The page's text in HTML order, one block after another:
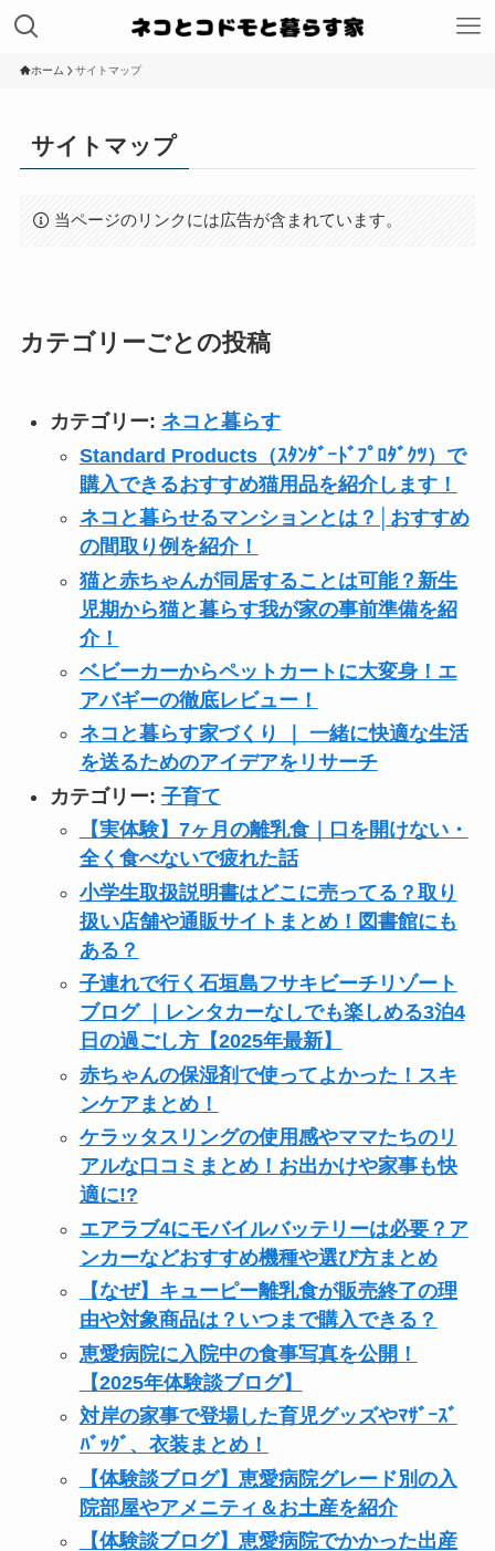
ホーム サイトマップ
サイトマップ
当ページのリンクには広告が含まれています。
カテゴリーごとの投稿
カテゴリー: ネコと暮らす
Standard Products（ｽﾀﾝﾀﾞｰﾄﾞﾌﾟﾛﾀﾞｸﾂ）で
購入できるおすすめ猫用品を紹介します！
ネコと暮らせるマンションとは？│おすすめ
の間取り例を紹介！
猫と赤ちゃんが同居することは可能？新生
児期から猫と暮らす我が家の事前準備を紹
介！
ベビーカーからペットカートに大変身！エ
アバギーの徹底レビュー！
ネコと暮らす家づくり ｜ 一緒に快適な生活
を送るためのアイデアをリサーチ
カテゴリー: 子育て
【実体験】7ヶ月の離乳食｜口を開けない・
全く食べないで疲れた話
小学生取扱説明書はどこに売ってる？取り
扱い店舗や通販サイトまとめ！図書館にも
ある？
子連れで行く石垣島フサキビーチリゾート
ブログ ｜レンタカーなしでも楽しめる3泊4
日の過ごし方【2025年最新】
赤ちゃんの保湿剤で使ってよかった！スキ
ンケアまとめ！
ケラッタスリングの使用感やママたちのリ
アルな口コミまとめ！お出かけや家事も快
適に!?
エアラブ4にモバイルバッテリーは必要？ア
ンカーなどおすすめ機種や選び方まとめ
【なぜ】キューピー離乳食が販売終了の理
由や対象商品は？いつまで購入できる？
恵愛病院に入院中の食事写真を公開！
【2025年体験談ブログ】
対岸の家事で登場した育児グッズやﾏｻﾞｰｽﾞ
ﾊﾞｯｸﾞ、衣装まとめ！
【体験談ブログ】恵愛病院グレード別の入
院部屋やアメニティ＆お土産を紹介
【体験談ブログ】恵愛病院でかかった出産